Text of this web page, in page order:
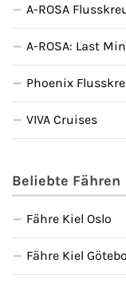
A-ROSA
A-ROSA: Last
Phoenix
VIVA Cruises
Beliebte Fähren
Fähre Kiel Oslo
Fähre Kiel